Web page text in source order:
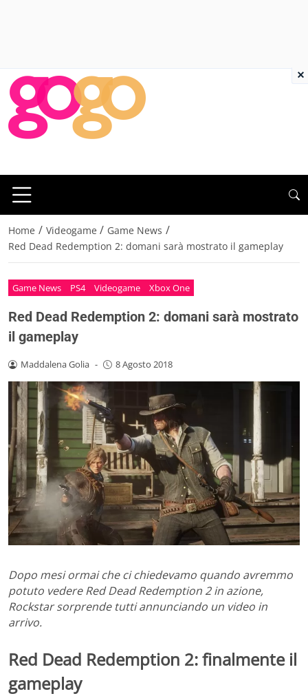
Home / Videogame / Game News /
Red Dead Redemption 2: domani sarà mostrato il gameplay
Game News PS4 Videogame Xbox One
Red Dead Redemption 2: domani sarà mostrato
il gameplay
Maddalena Golia - 8 Agosto 2018
Dopo mesi ormai che ci chiedevamo quando avremmo
potuto vedere Red Dead Redemption 2 in azione,
Rockstar sorprende tutti annunciando un video in
arrivo.
Red Dead Redemption 2: finalmente il
gameplay
×